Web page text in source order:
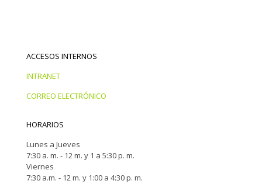
ACCESOS INTERNOS
INTRANET
CORREO ELECTRÓNICO
HORARIOS
Lunes a Jueves
7:30 a. m. - 12 m. y 1 a 5:30 p. m.
Viernes
7:30 a.m. - 12 m. y 1:00 a 4:30 p. m.